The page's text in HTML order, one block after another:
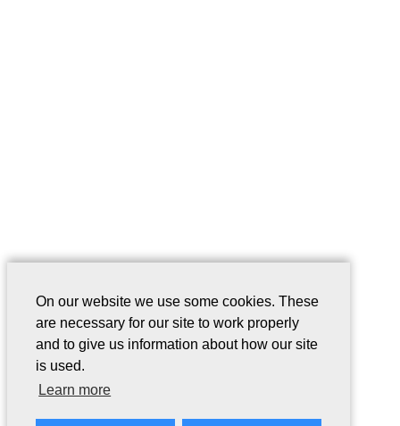
On our website we use some cookies. These
are necessary for our site to work properly
and to give us information about how our site
is used.
Learn more